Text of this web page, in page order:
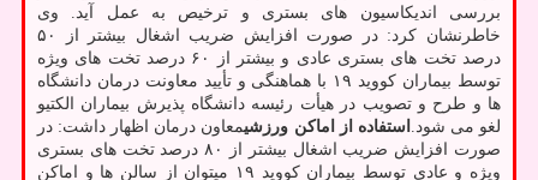
بررسی اندیکاسیون های بستری و ترخیص به عمل آید. وی
خاطرنشان کرد: در صورت افزایش ضریب اشغال بیشتر از ۵۰
درصد تخت های بستری عادی و بیشتر از ۶۰ درصد تخت های ویژه
توسط بیماران کووید ۱۹ با هماهنگی و تأیید معاونت درمان دانشگاه
ها و طرح و تصویب در هیأت رئیسه دانشگاه پذیرش بیماران الکتیو
لغو می شود.
استفاده از اماکن ورزشیمعاون درمان اظهار داشت: در
صورت افزایش ضریب اشغال بیشتر از ۸۰ درصد تخت های بستری
ویژه و عادی توسط بیماران کووید ۱۹ میتوان از سالن ها و اماکن